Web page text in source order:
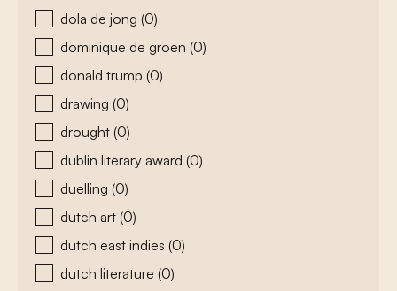
dola de jong (0)
dominique de groen (0)
donald trump (0)
drawing (0)
drought (0)
dublin literary award (0)
duelling (0)
dutch art (0)
dutch east indies (0)
dutch literature (0)